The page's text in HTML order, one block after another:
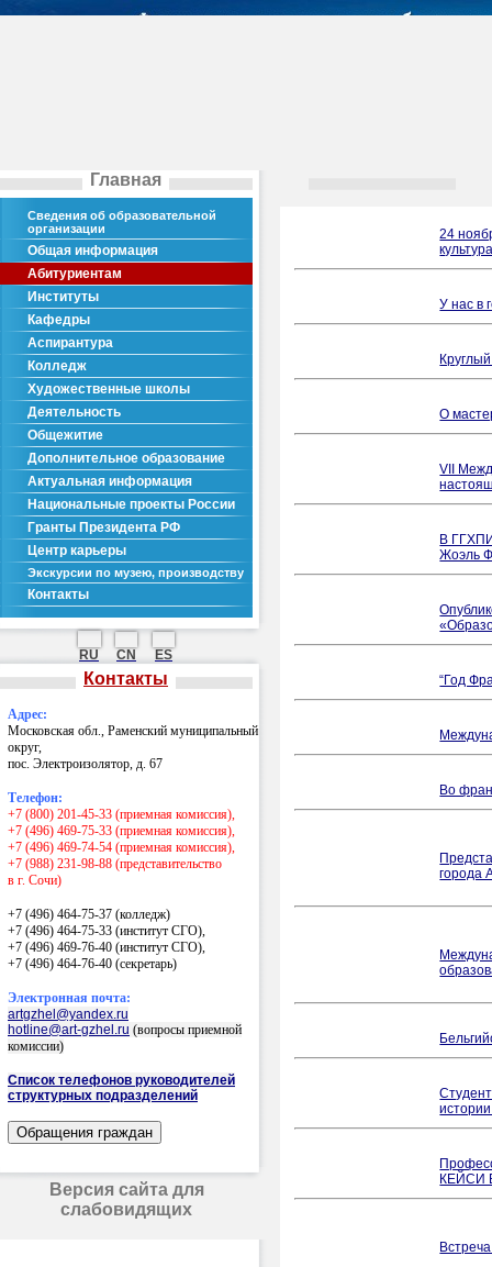
Главная
Сведения об образовательной
организации
Общая информация
Абитуриентам
Институты
Кафедры
Аспирантура
Колледж
Художественные школы
Деятельность
Общежитие
Дополнительное образование
Актуальная информация
Национальные проекты России
Гранты Президента РФ
Центр карьеры
Экскурсии по музею, производству
Контакты
RU CN ES
Контакты
Адрес:
Московская обл., Раменский муниципальный
округ,
пос. Электроизолятор, д. 67
Телефон:
+7 (800) 201-45-33 (приемная комиссия),
+7 (496) 469-75-33 (приемная комиссия),
+7 (496) 469-74-54 (приемная комиссия),
+7 (988) 231-98-88 (представительство
в г. Сочи)
+7 (496) 464-75-37 (колледж)
+7 (496) 464-75-33 (институт СГО),
+7 (496) 469-76-40 (институт СГО),
+7 (496) 464-76-40 (секретарь)
Электронная почта:
artgzhel@yandex.ru
hotline@art-gzhel.ru (вопросы приемной
комиссии)
Список телефонов руководителей
структурных подразделений
Версия сайта для
слабовидящих
24
У нас в
О
VII
В
Жоэль
“Год
Во
города
КЕЙСИ